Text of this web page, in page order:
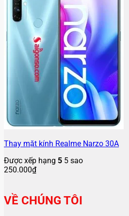
Thay mặt kính Realme Narzo 30A
Được xếp hạng 5 5 sao
250.000₫
VỀ CHÚNG TÔI